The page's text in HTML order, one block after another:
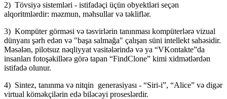
2) Tövsiyə sistemləri - istifadəçi üçün obyektləri seçən
alqoritmlərdir: məzmun, məhsullar və təkliflər.
3) Kompüter görməsi və təsvirlərin tanınması kompüterlərə vizual
dünyanı şərh edən və "başa salmağa" çalışan süni intellekt sahəsidir.
Məsələn, pilotsuz nəqliyyat vasitələrində və ya “VKontakte”da
insanları fotoşəkillərə görə tapan “FindClone” kimi xidmətlərdən
istifadə olunur.
4) Sintez, tanınma və nitqin generasiyası - “Siri-i”, “Alice” və digər
virtual köməkçilərin edə biləcəyi proseslərdir.